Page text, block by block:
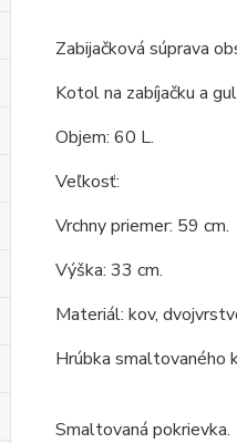
Zabijačková súprava
Kotol na zabíjačku a
Objem: 60 L.
Veľkosť:
Vrchny priemer: 59 cm.
Výška: 33 cm.
Materiál: kov,
Hrúbka smaltovaného
Smaltovaná pokrievka.